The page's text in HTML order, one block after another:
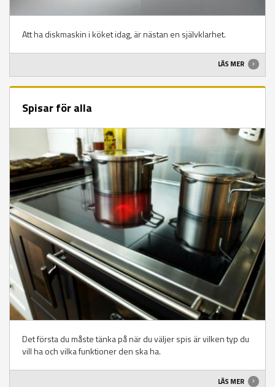
Att ha diskmaskin i köket idag, är nästan en självklarhet.
LÄS MER
Spisar för alla
Det första du måste tänka på när du väljer spis är vilken typ du
vill ha och vilka funktioner den ska ha.
LÄS MER